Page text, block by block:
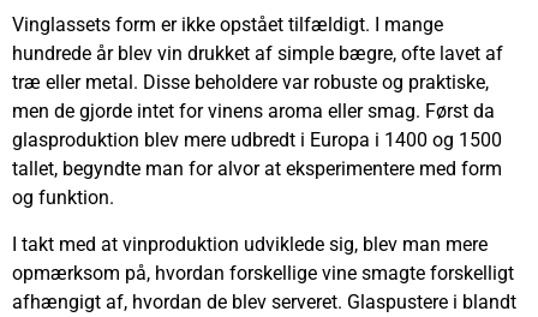
Vinglassets form er ikke opstået tilfældigt. I mange
hundrede år blev vin drukket af simple bægre, ofte lavet af
træ eller metal. Disse beholdere var robuste og praktiske,
men de gjorde intet for vinens aroma eller smag. Først da
glasproduktion blev mere udbredt i Europa i 1400 og 1500
tallet, begyndte man for alvor at eksperimentere med form
og funktion.
I takt med at vinproduktion udviklede sig, blev man mere
opmærksom på, hvordan forskellige vine smagte forskelligt
afhængigt af, hvordan de blev serveret. Glaspustere i blandt